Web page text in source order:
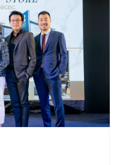
พลังน้ำ พลังงานลม และ
ะเทศ ซึ่งเป็นตัวขับ